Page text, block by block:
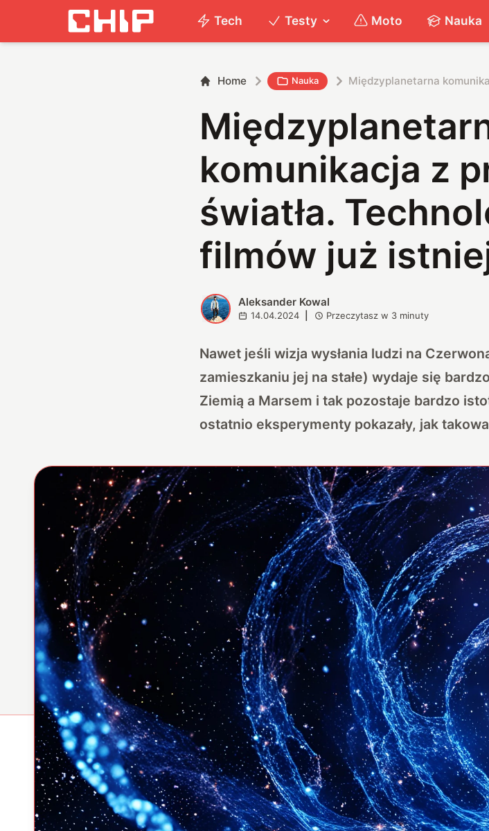
Tech Testy Moto Nauka
Home Nauka Międzyplanetarna
komunikacja z
światła.
filmów już
A Aleksander Kowal
14.04.2024 Przeczytasz w 3 minuty
Nawet jeśli wizja wysłania ludzi na
zamieszkaniu jej na stałe) wydaje się
Ziemią a Marsem i tak pozostaje bardzo
ostatnio eksperymenty pokazały, jak